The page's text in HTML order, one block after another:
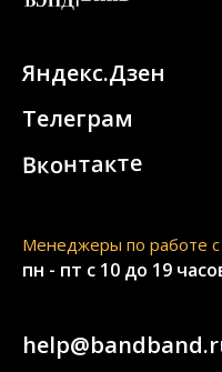
Яндекс.Дзен
Телеграм
Вконтакте
Менеджеры по работе с
пн - пт с 10 до 19